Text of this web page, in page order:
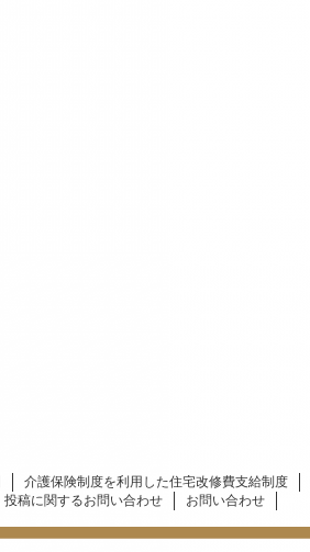
介護保険制度を利用した住宅改修費支給制度
投稿に関するお問い合わせ お問い合わせ